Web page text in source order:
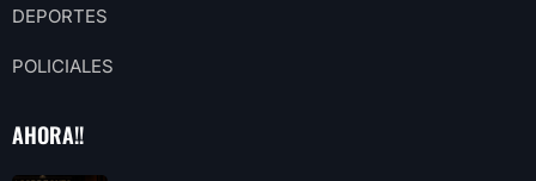
DEPORTES
POLICIALES
AHORA!!